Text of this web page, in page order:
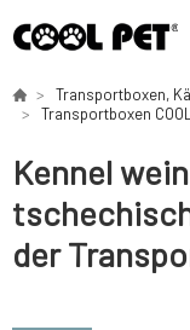
Transportboxen,
Transportboxen
Kennel
der